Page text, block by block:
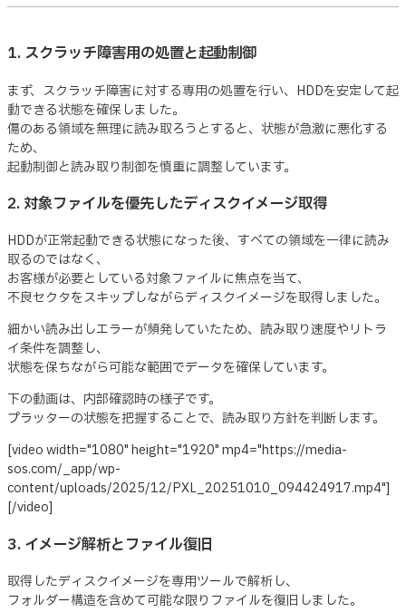
1. スクラッチ障害用の処置と起動制御
まず、スクラッチ障害に対する専用の処置を行い、HDDを安定して起
動できる状態を確保しました。
傷のある領域を無理に読み取ろうとすると、状態が急激に悪化する
ため、
起動制御と読み取り制御を慎重に調整しています。
2. 対象ファイルを優先したディスクイメージ取得
HDDが正常起動できる状態になった後、すべての領域を一律に読み
取るのではなく、
お客様が必要としている対象ファイルに焦点を当て、
不良セクタをスキップしながらディスクイメージを取得しました。
細かい読み出しエラーが頻発していたため、読み取り速度やリトラ
イ条件を調整し、
状態を保ちながら可能な範囲でデータを確保しています。
下の動画は、内部確認時の様子です。
プラッターの状態を把握することで、読み取り方針を判断します。
[video width="1080" height="1920" mp4="https://media-
sos.com/_app/wp-
content/uploads/2025/12/PXL_20251010_094424917.mp4"]
[/video]
3. イメージ解析とファイル復旧
取得したディスクイメージを専用ツールで解析し、
フォルダー構造を含めて可能な限りファイルを復旧しました。